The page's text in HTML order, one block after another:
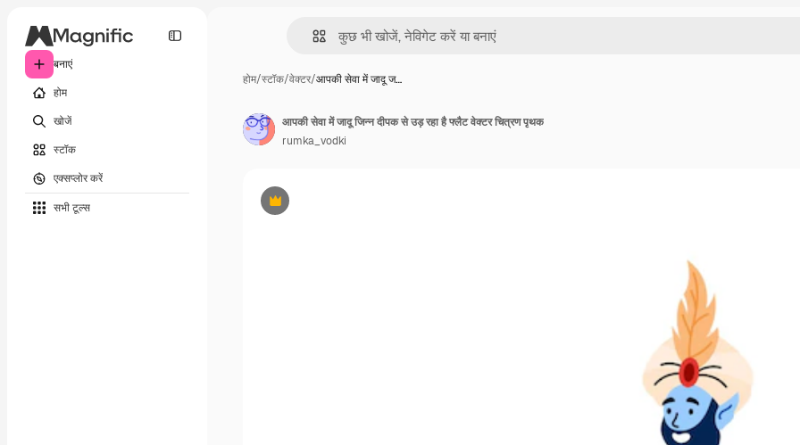
बनाएं
होम
खोजें
स्टॉक
एक्सप्लोर करें
सभी टूल्‍स
होम/स्टॉक/वेक्टर/आपकी सेवा में जादू ज…
Premium
आपकी सेवा में जादू जिन्न दीपक से उड़ रहा है फ्लैट वेक्टर चित्रण पृथक
rumka_vodki